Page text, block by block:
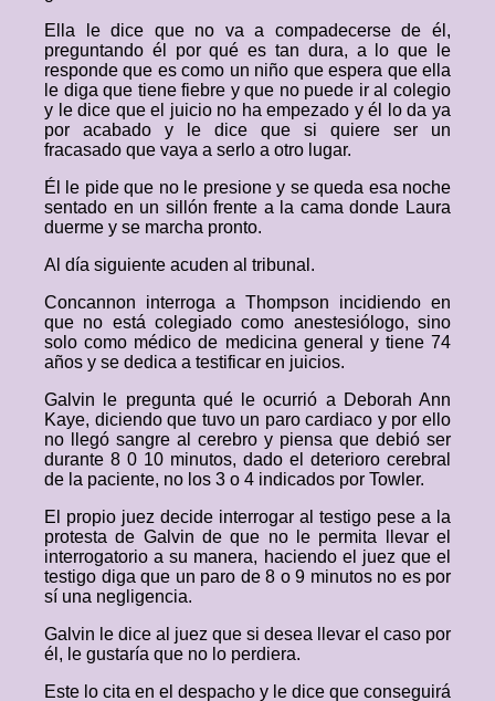
Ella le dice que no va a compadecerse de él,
preguntando él por qué es tan dura, a lo que le
responde que es como un niño que espera que ella
le diga que tiene fiebre y que no puede ir al colegio
y le dice que el juicio no ha empezado y él lo da ya
por acabado y le dice que si quiere ser un
fracasado que vaya a serlo a otro lugar.
Él le pide que no le presione y se queda esa noche
sentado en un sillón frente a la cama donde Laura
duerme y se marcha pronto.
Al día siguiente acuden al tribunal.
Concannon interroga a Thompson incidiendo en
que no está colegiado como anestesiólogo, sino
solo como médico de medicina general y tiene 74
años y se dedica a testificar en juicios.
Galvin le pregunta qué le ocurrió a Deborah Ann
Kaye, diciendo que tuvo un paro cardiaco y por ello
no llegó sangre al cerebro y piensa que debió ser
durante 8 0 10 minutos, dado el deterioro cerebral
de la paciente, no los 3 o 4 indicados por Towler.
El propio juez decide interrogar al testigo pese a la
protesta de Galvin de que no le permita llevar el
interrogatorio a su manera, haciendo el juez que el
testigo diga que un paro de 8 o 9 minutos no es por
sí una negligencia.
Galvin le dice al juez que si desea llevar el caso por
él, le gustaría que no lo perdiera.
Este lo cita en el despacho y le dice que conseguirá